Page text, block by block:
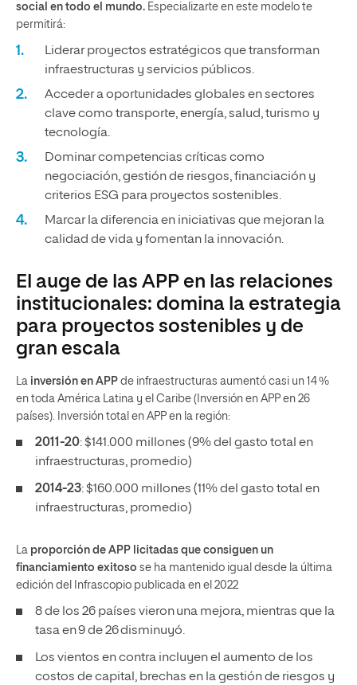
social en todo el mundo. Especializarte en este modelo te
permitirá:
Liderar proyectos estratégicos que transforman
infraestructuras y servicios públicos.
Acceder a oportunidades globales en sectores
clave como transporte, energía, salud, turismo y
tecnología.
Dominar competencias críticas como
negociación, gestión de riesgos, financiación y
criterios ESG para proyectos sostenibles.
Marcar la diferencia en iniciativas que mejoran la
calidad de vida y fomentan la innovación.
El auge de las APP en las relaciones
institucionales: domina la estrategia
para proyectos sostenibles y de
gran escala
La inversión en APP de infraestructuras aumentó casi un 14 %
en toda América Latina y el Caribe (Inversión en APP en 26
países). Inversión total en APP en la región:
2011-20: $141.000 millones (9% del gasto total en
infraestructuras, promedio)
2014-23: $160.000 millones (11% del gasto total en
infraestructuras, promedio)
La proporción de APP licitadas que consiguen un
financiamiento exitoso se ha mantenido igual desde la última
edición del Infrascopio publicada en el 2022
8 de los 26 países vieron una mejora, mientras que la
tasa en 9 de 26 disminuyó.
Los vientos en contra incluyen el aumento de los
costos de capital, brechas en la gestión de riesgos y